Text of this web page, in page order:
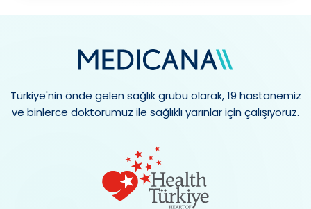
Türkiye'nin önde gelen sağlık grubu olarak, 19 hastanemiz
ve binlerce doktorumuz ile sağlıklı yarınlar için çalışıyoruz.